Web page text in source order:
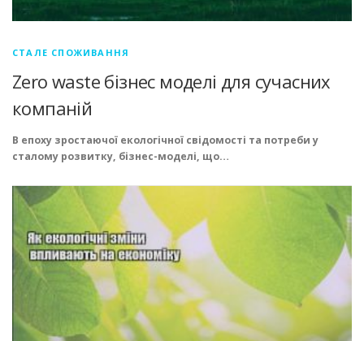
СТАЛЕ СПОЖИВАННЯ
Zero waste бізнес моделі для сучасних
компаній
В епоху зростаючої екологічної свідомості та потреби у
сталому розвитку, бізнес-моделі, що…